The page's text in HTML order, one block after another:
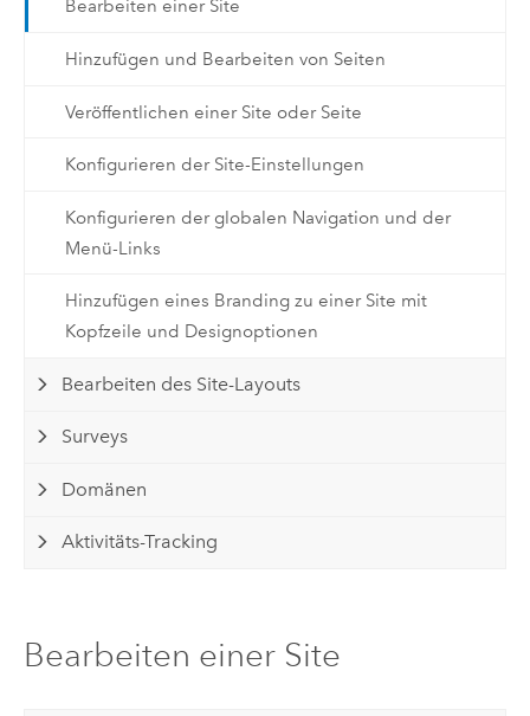
Bearbeiten einer Site
Hinzufügen und Bearbeiten von Seiten
Veröffentlichen einer Site oder Seite
Konfigurieren der Site-Einstellungen
Konfigurieren der globalen Navigation und der
Menü-Links
Hinzufügen eines Branding zu einer Site mit
Kopfzeile und Designoptionen
Bearbeiten des Site-Layouts
Surveys
Domänen
Aktivitäts-Tracking
Bearbeiten einer Site